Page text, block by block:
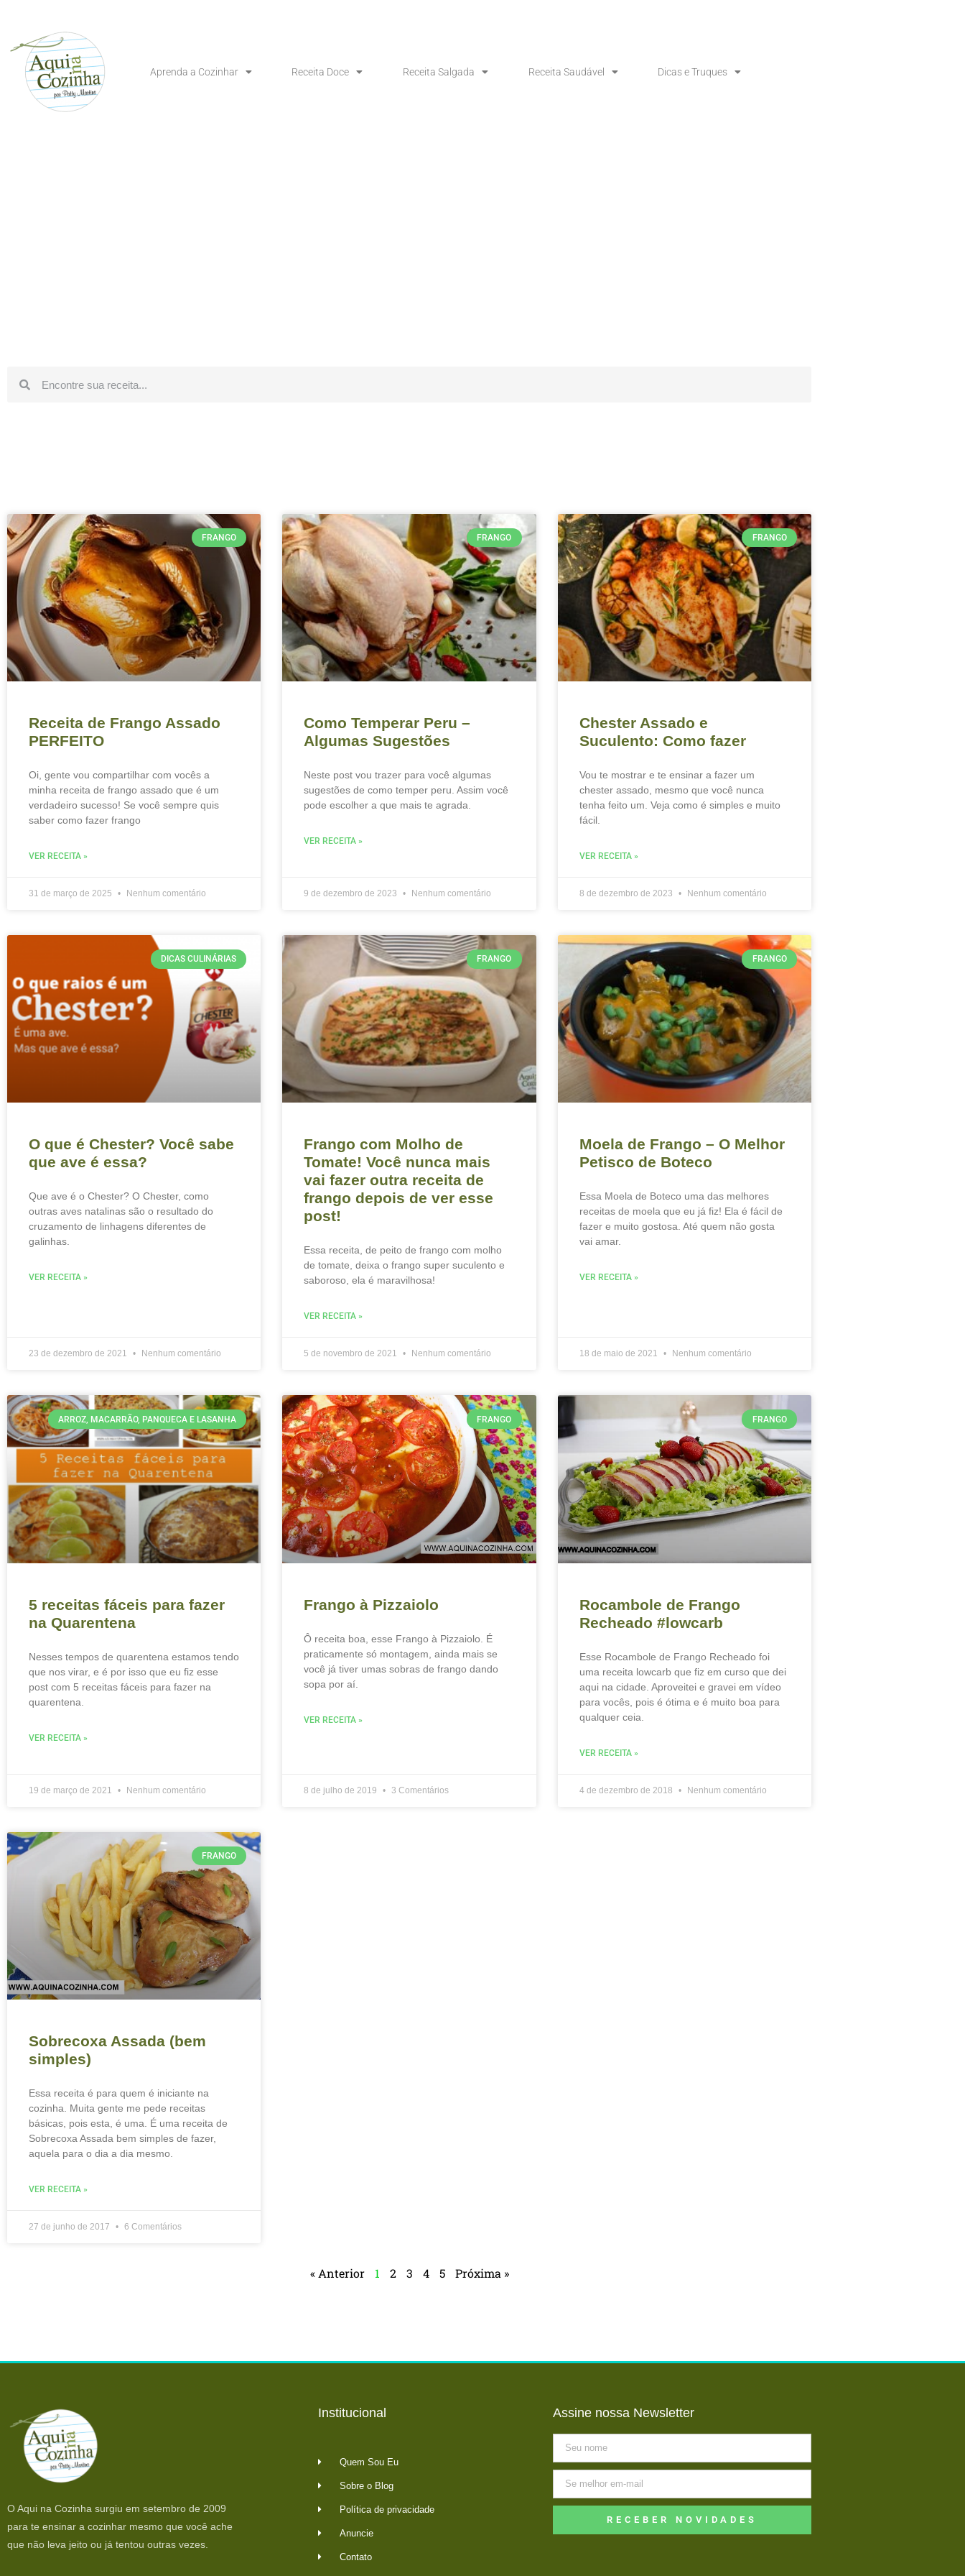
Aprenda a Cozinhar Receita Doce Receita Salgada Receita Saudável Dicas e Truques
FRANGO
Receita de Frango Assado
PERFEITO
Oi, gente vou compartilhar com vocês a
minha receita de frango assado que é um
verdadeiro sucesso! Se você sempre quis
saber como fazer frango
VER RECEITA »
31 de março de 2025 Nenhum comentário
FRANGO
Como Temperar Peru –
Algumas Sugestões
Neste post vou trazer para você algumas
sugestões de como temper peru. Assim você
pode escolher a que mais te agrada.
VER RECEITA »
9 de dezembro de 2023 Nenhum comentário
FRANGO
Chester Assado e
Suculento: Como fazer
Vou te mostrar e te ensinar a fazer um
chester assado, mesmo que você nunca
tenha feito um. Veja como é simples e muito
fácil.
VER RECEITA »
8 de dezembro de 2023 Nenhum comentário
DICAS CULINÁRIAS
O que é Chester? Você sabe
que ave é essa?
Que ave é o Chester? O Chester, como
outras aves natalinas são o resultado do
cruzamento de linhagens diferentes de
galinhas.
VER RECEITA »
23 de dezembro de 2021 Nenhum comentário
FRANGO
Frango com Molho de
Tomate! Você nunca mais
vai fazer outra receita de
frango depois de ver esse
post!
Essa receita, de peito de frango com molho
de tomate, deixa o frango super suculento e
saboroso, ela é maravilhosa!
VER RECEITA »
5 de novembro de 2021 Nenhum comentário
FRANGO
Moela de Frango – O Melhor
Petisco de Boteco
Essa Moela de Boteco uma das melhores
receitas de moela que eu já fiz! Ela é fácil de
fazer e muito gostosa. Até quem não gosta
vai amar.
VER RECEITA »
18 de maio de 2021 Nenhum comentário
ARROZ, MACARRÃO, PANQUECA E LASANHA
5 receitas fáceis para fazer
na Quarentena
Nesses tempos de quarentena estamos tendo
que nos virar, e é por isso que eu fiz esse
post com 5 receitas fáceis para fazer na
quarentena.
VER RECEITA »
19 de março de 2021 Nenhum comentário
FRANGO
Frango à Pizzaiolo
Ô receita boa, esse Frango à Pizzaiolo. É
praticamente só montagem, ainda mais se
você já tiver umas sobras de frango dando
sopa por aí.
VER RECEITA »
8 de julho de 2019 3 Comentários
FRANGO
Rocambole de Frango
Recheado #lowcarb
Esse Rocambole de Frango Recheado foi
uma receita lowcarb que fiz em curso que dei
aqui na cidade. Aproveitei e gravei em vídeo
para vocês, pois é ótima e é muito boa para
qualquer ceia.
VER RECEITA »
4 de dezembro de 2018 Nenhum comentário
FRANGO
Sobrecoxa Assada (bem
simples)
Essa receita é para quem é iniciante na
cozinha. Muita gente me pede receitas
básicas, pois esta, é uma. É uma receita de
Sobrecoxa Assada bem simples de fazer,
aquela para o dia a dia mesmo.
VER RECEITA »
27 de junho de 2017 6 Comentários
« Anterior 1 2 3 4 5 Próxima »
O Aqui na Cozinha surgiu em setembro de 2009
para te ensinar a cozinhar mesmo que você ache
que não leva jeito ou já tentou outras vezes.
Institucional
Quem Sou Eu
Sobre o Blog
Política de privacidade
Anuncie
Contato
Assine nossa Newsletter
RECEBER NOVIDADES